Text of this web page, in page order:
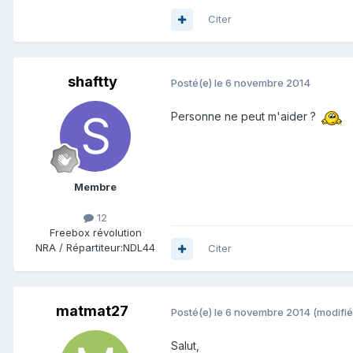
Citer
shaftty
Membre
12
Freebox révolution
NRA / Répartiteur:NDL44
Posté(e) le 6 novembre 2014
Personne ne peut m'aider ?
Citer
matmat27 Posté(e) le 6 novembre 2014
Salut,